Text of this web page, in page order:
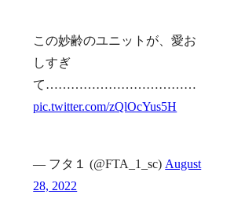
この妙齢のユニットが、愛お
しすぎ
て………………………………
pic.twitter.com/zQlOcYus5H
— フタ１ (@FTA_1_sc) August
28, 2022